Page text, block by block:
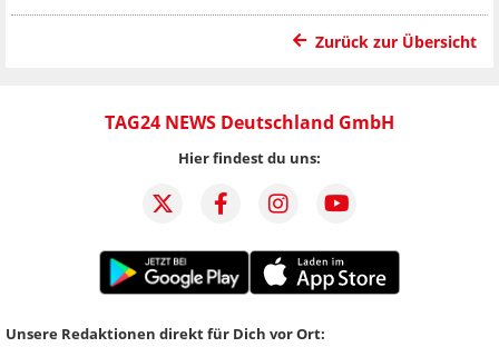
Zurück zur Übersicht
TAG24 NEWS Deutschland GmbH
Hier findest du uns:
Unsere Redaktionen direkt für Dich vor Ort: